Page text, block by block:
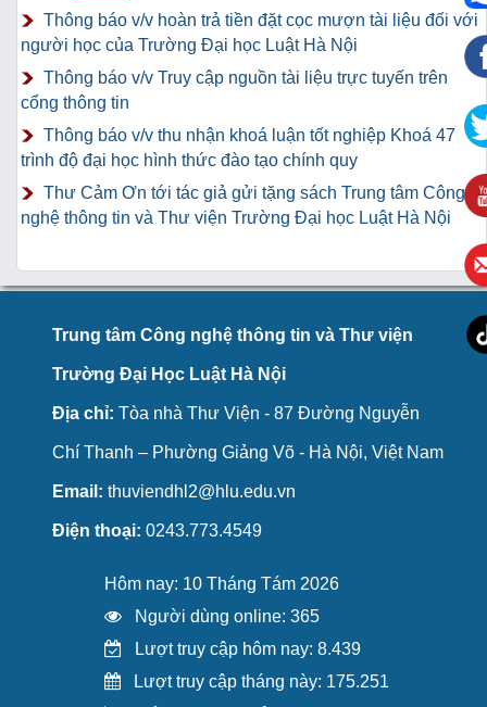
Thông báo v/v hoàn trả tiền đặt cọc mượn tài liệu đối với
người học của Trường Đại học Luật Hà Nội
Thông báo v/v Truy cập nguồn tài liệu trực tuyến trên
cổng thông tin
Thông báo v/v thu nhận khoá luận tốt nghiệp Khoá 47
trình độ đại học hình thức đào tạo chính quy
Thư Cảm Ơn tới tác giả gửi tặng sách Trung tâm Công
nghệ thông tin và Thư viện Trường Đại học Luật Hà Nội
Trung tâm Công nghệ thông tin và Thư viện
Trường Đại Học Luật Hà Nội
Địa chỉ: Tòa nhà Thư Viện - 87 Đường Nguyễn
Chí Thanh – Phường Giảng Võ - Hà Nội, Việt Nam
Email: thuviendhl2@hlu.edu.vn
Điện thoại: 0243.773.4549
Hôm nay: 10 Tháng Tám 2026
Người dùng online: 365
Lượt truy cập hôm nay: 8.439
Lượt truy cập tháng này: 175.251